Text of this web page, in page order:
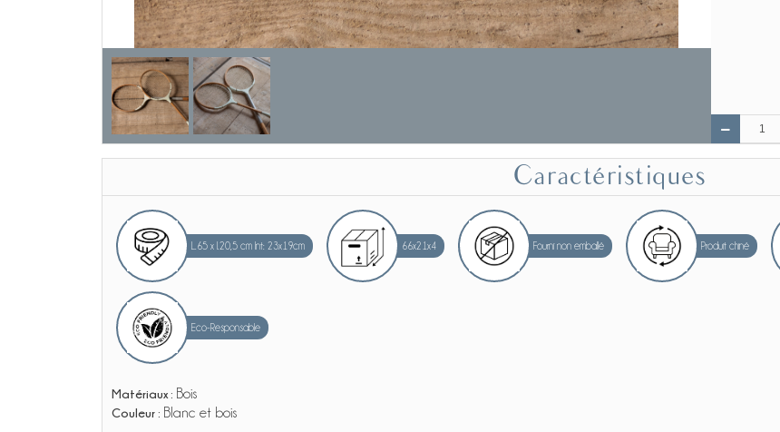
Caractéristiques
L.65 x l.20,5 cm Int: 23x19cm 66x21x4 Fourni non emballé Produit chiné
Eco-Responsable
Matériaux : Bois
Couleur : Blanc et bois